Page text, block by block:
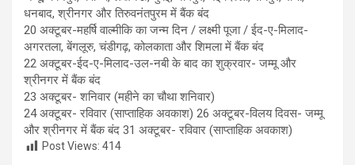
धनबाद, श्रीनगर और तिरुवनंतपुरम में बैंक बंद
20 अक्टूबर-महर्षि वाल्मीकि का जन्म दिन / लक्ष्मी पूजा / ईद-ए-मिलाद-
अगरतला, बेंगलूरु, चंडीगढ़, कोलकाता और शिमला में बैंक बंद
22 अक्टूबर-ईद-ए-मिलाद-उल-नबी के बाद का शुक्रवार- जम्मू और
श्रीनगर में बैंक बंद
23 अक्टूबर- शनिवार (महीने का चौथा शनिवार)
24 अक्टूबर- रविवार (साप्ताहिक अवकाश) 26 अक्टूबर-विलय दिवस- जम्मू
और श्रीनगर में बैंक बंद 31 अक्टूबर- रविवार (साप्ताहिक अवकाश)
Post Views: 414